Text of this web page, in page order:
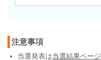
注意事項
当選発表は当選結果ページ